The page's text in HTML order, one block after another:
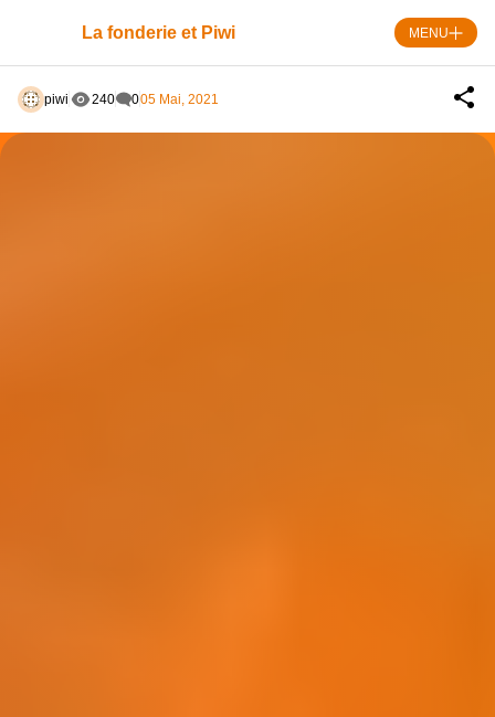
La fonderie et Piwi MENU
piwi 240 005 Mai, 2021